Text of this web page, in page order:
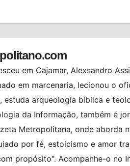
em Cajamar, Alexsandro
em marcenaria, lecionou o
arqueologia bíblica e
da Informação, também é
Metropolitana, onde aborda
por fé, estoicismo e amor
propósito". Acompanhe-o no